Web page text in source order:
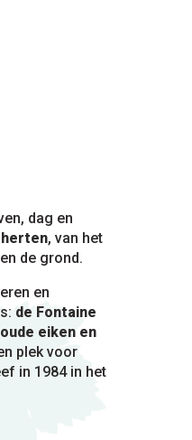
dag en
, van het
de grond.
en
de Fontaine
eiken en
plek voor
in 1984 in het